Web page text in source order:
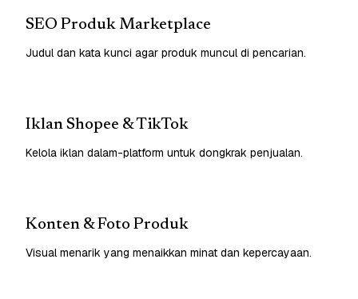
SEO Produk Marketplace
Judul dan kata kunci agar produk muncul di pencarian.
Iklan Shopee & TikTok
Kelola iklan dalam-platform untuk dongkrak penjualan.
Konten & Foto Produk
Visual menarik yang menaikkan minat dan kepercayaan.